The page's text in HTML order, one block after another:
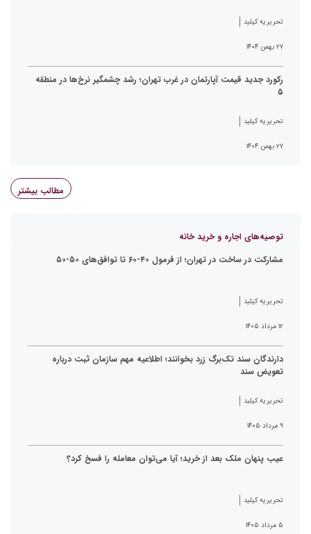
تحریریه کیلید
۲۷ بهمن ۱۴۰۴
رکورد جدید قیمت آپارتمان در غرب تهران؛ رشد چشمگیر نرخ‌ها در منطقه
۵
تحریریه کیلید
۲۷ بهمن ۱۴۰۴
مطالب بیشتر
توصیه‌های اجاره و خرید خانه
مشارکت در ساخت در تهران؛ از فرمول ۴۰-۶۰ تا توافق‌های ۵۰-۵۰
تحریریه کیلید
۱۲ مرداد ۱۴۰۵
دارندگان سند تک‌برگ زرد بخوانند؛ اطلاعیه مهم سازمان ثبت درباره
تعویض سند
تحریریه کیلید
۹ مرداد ۱۴۰۵
عیب پنهان ملک بعد از خرید؛ آیا می‌توان معامله را فسخ کرد؟
تحریریه کیلید
۵ مرداد ۱۴۰۵